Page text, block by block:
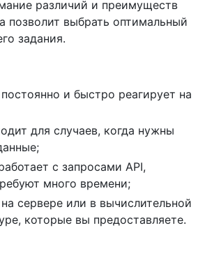
различий и преимуществ
позволит выбрать оптимальный
задания.
и быстро реагирует на
для случаев, когда нужны
с запросами API,
много времени;
сервере или в вычислительной
которые вы предоставляете.